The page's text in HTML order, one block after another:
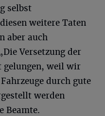
selbst
weitere Taten
aber auch
Versetzung der
gelungen, weil wir
durch gute
werden
Beamte.